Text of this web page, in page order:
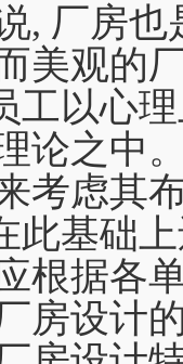
, 厂房
美观的
工以心
论之中
考虑其
此基础
根据各
房设计